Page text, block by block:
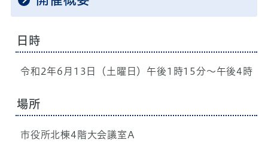
日時
令和2年6月13日（土曜日）午後1時15分～午後4時
場所
市役所北棟4階大会議室A